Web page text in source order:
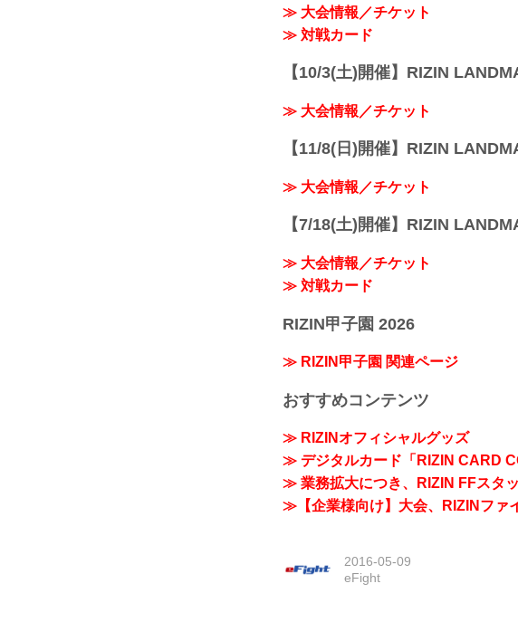
≫ 大会情報／チケット
≫ 対戦カード
【10/3(土)開催】RIZIN
≫ 大会情報／チケット
【11/8(日)開催】RIZIN
≫ 大会情報／チケット
【7/18(土)開催】RIZIN
≫ 大会情報／チケット
≫ 対戦カード
RIZIN甲子園 2026
≫ RIZIN甲子園 関連ページ
おすすめコンテンツ
≫ RIZINオフィシャルグッズ
≫ デジタルカード「RIZIN CARD
≫ 業務拡大につき、RIZIN FFスタッ
≫【企業様向け】大会、RIZINファ
2016-05-09
eFight